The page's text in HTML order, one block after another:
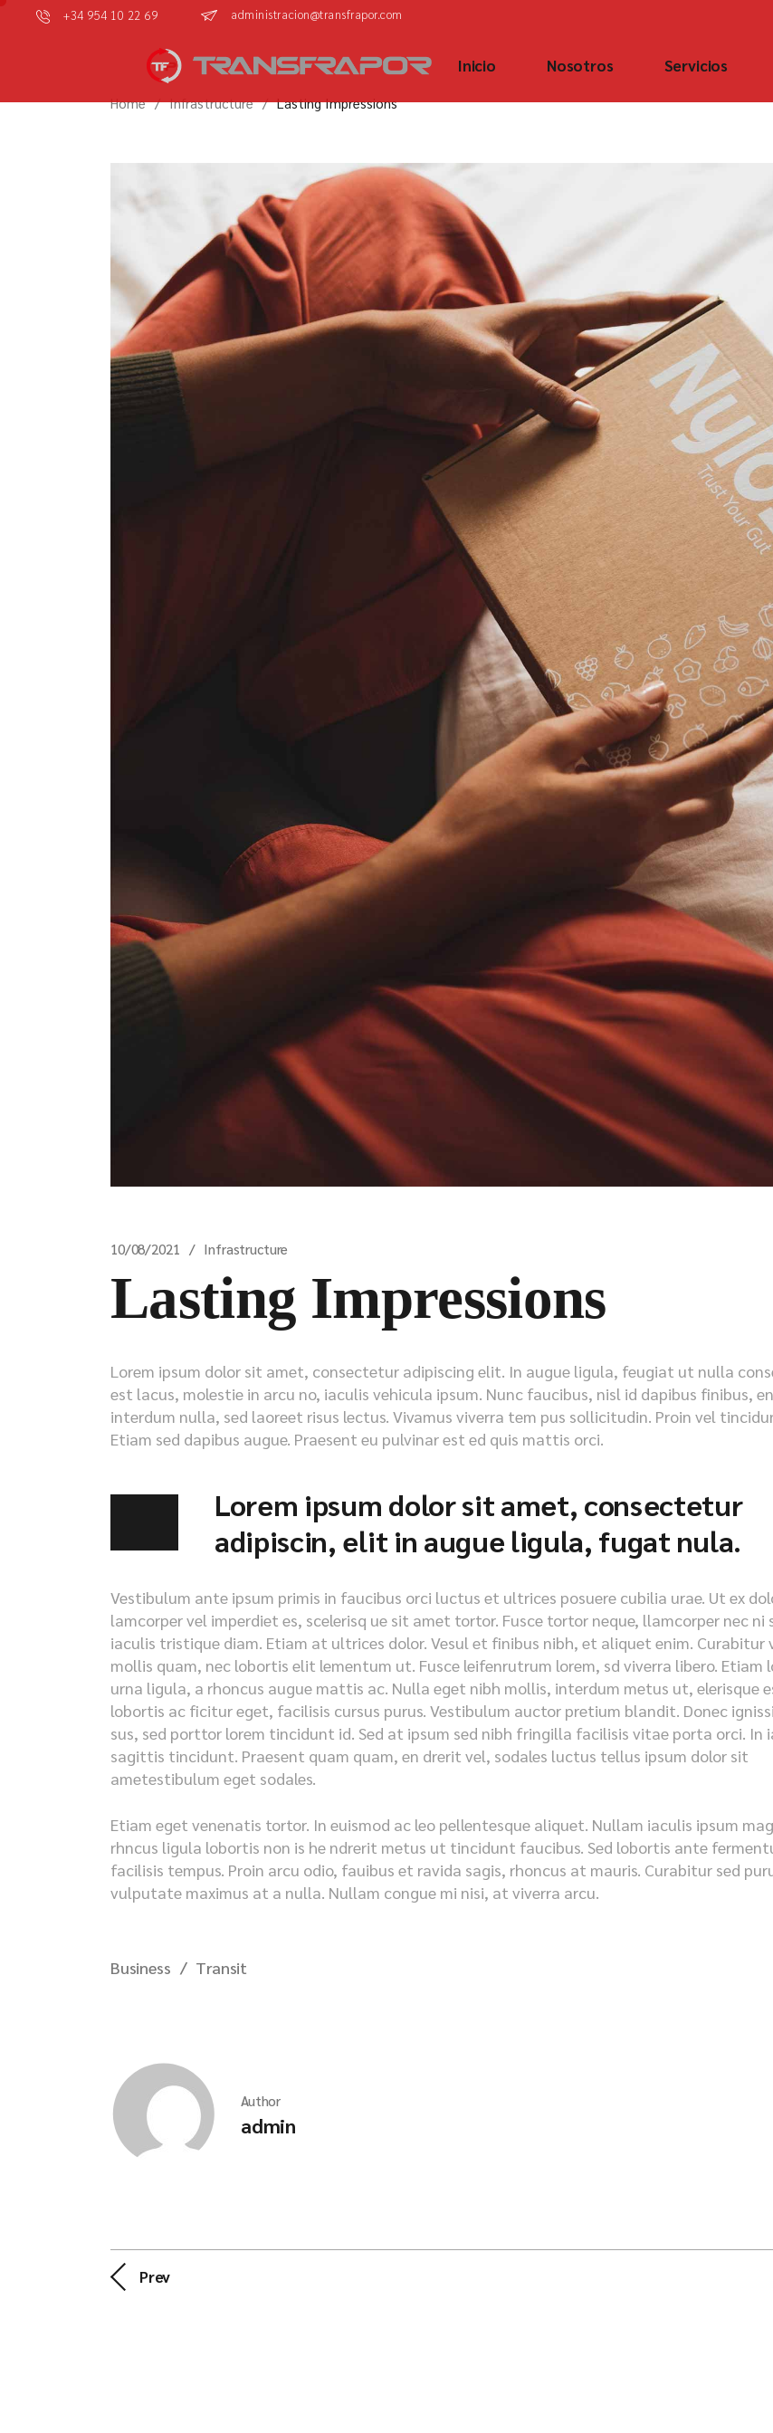
+34 954 10 22 69 administracion@transfrapor.com
Inicio Nosotros Servicios
Home Infrastructure Lasting Impressions
10/08/2021 Infrastructure
Lasting Impressions
Lorem ipsum dolor sit amet, consectetur adipiscing elit. In augue ligula, feugiat ut nulla
est lacus, molestie in arcu no, iaculis vehicula ipsum. Nunc faucibus, nisl id dapibus finibus,
interdum nulla, sed laoreet risus lectus. Vivamus viverra tem pus sollicitudin. Proin vel
Etiam sed dapibus augue. Praesent eu pulvinar est ed quis mattis orci.
Lorem ipsum dolor sit amet, consectetur
adipiscin, elit in augue ligula, fugat nula.
Vestibulum ante ipsum primis in faucibus orci luctus et ultrices posuere cubilia urae. Ut ex
lamcorper vel imperdiet es, scelerisq ue sit amet tortor. Fusce tortor neque, llamcorper nec ni
iaculis tristique diam. Etiam at ultrices dolor. Vesul et finibus nibh, et aliquet enim. Curabitur
mollis quam, nec lobortis elit lementum ut. Fusce leifenrutrum lorem, sd viverra libero. Etiam
urna ligula, a rhoncus augue mattis ac. Nulla eget nibh mollis, interdum metus ut, elerisque
lobortis ac ficitur eget, facilisis cursus purus. Vestibulum auctor pretium blandit. Donec
sus, sed porttor lorem tincidunt id. Sed at ipsum sed nibh fringilla facilisis vitae porta orci. In
sagittis tincidunt. Praesent quam quam, en drerit vel, sodales luctus tellus ipsum dolor sit
ametestibulum eget sodales.
Etiam eget venenatis tortor. In euismod ac leo pellentesque aliquet. Nullam iaculis ipsum
rhncus ligula lobortis non is he ndrerit metus ut tincidunt faucibus. Sed lobortis ante
facilisis tempus. Proin arcu odio, fauibus et ravida sagis, rhoncus at mauris. Curabitur sed
vulputate maximus at a nulla. Nullam congue mi nisi, at viverra arcu.
Business Transit
Author
admin
Prev